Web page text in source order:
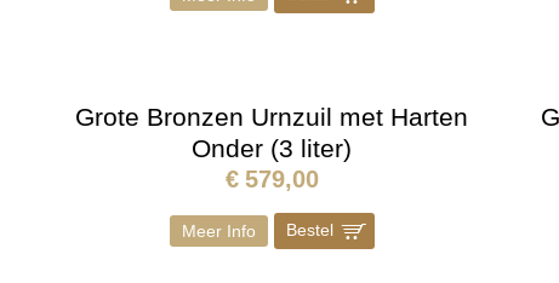
Grote Bronzen Urnzuil met Harten
Onder (3 liter)
€ 579,00
Meer Info Bestel ]